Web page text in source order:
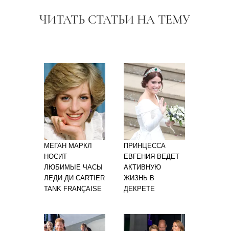
ЧИТАТЬ СТАТЬИ НА ТЕМУ
МЕГАН МАРКЛ
НОСИТ
ЛЮБИМЫЕ ЧАСЫ
ЛЕДИ ДИ CARTIER
TANK FRANÇAISE
ПРИНЦЕССА
ЕВГЕНИЯ ВЕДЕТ
АКТИВНУЮ
ЖИЗНЬ В
ДЕКРЕТЕ